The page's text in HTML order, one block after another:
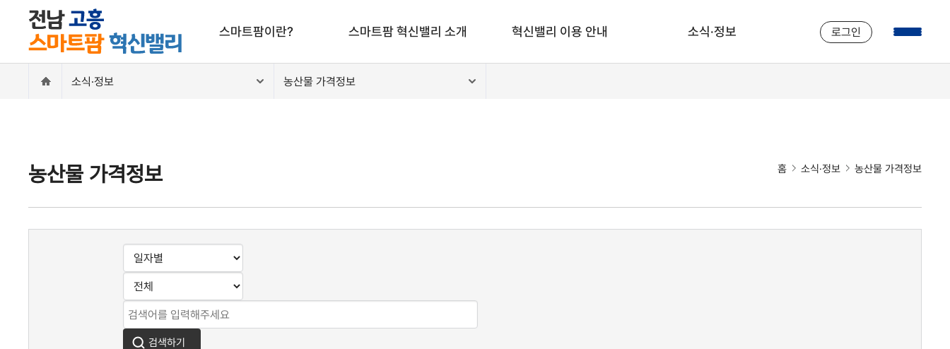
주메뉴 바로가기
본문 바로가기
스마트팜이란?
스마트팜이란?
스마트팜 혁신밸리 소개
인사말
혁신밸리 이용 안내 소식·정보 로그인
소식·정보 농산물 가격정보
농산물 가격정보 홈 소식·정보 농산물 가격정보